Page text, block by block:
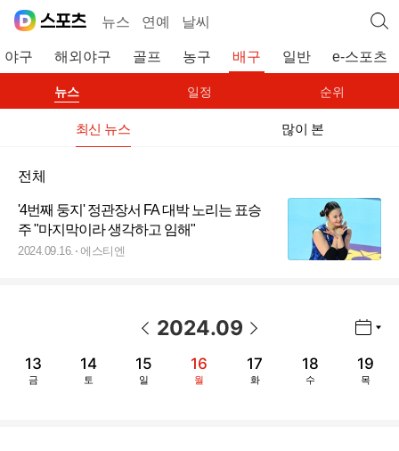
뉴스 연예 날씨
야구 해외야구 골프 농구 배구 일반 e-스포츠
뉴스 일정 순위
최신 뉴스 많이 본
전체
'4번째 둥지' 정관장서 FA 대박 노리는 표승
주 "마지막이라 생각하고 임해"
2024.09.16. 에스티엔
2024.09
13
금
14
토
15
일
16
월
17
화
18
수
19
목